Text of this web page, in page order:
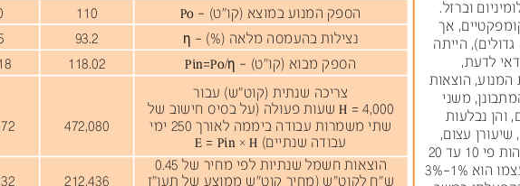
אך
(, הייתה
הוצאות
משני
והן נבלעות
20 עד 10 פי
3%-1% הוא
110 קפסה עונמה צאומב ט("וק) -
Po
93.2 תוליצנ הסמעהב הלאמ
̃
118.02 קפסה ט("וקוא )במ -
̃
Pin=Po/
472,080
הכירצ תיתנש ש("טוק)
רובע
4,000
=
H תועש לעה )לועפ סיסב
בושיח
יתש
תורמשמ הדובע הממיב ךרולא 250 ימי
הדובע
ם(ייתנש H×Pin
=
E
212,436
תוצאוה למשח תויתנש יפל ריחמ
0.45
ח"ש
ש"טוקל ריחמ) ש"טוק עצוממ ז"ועת